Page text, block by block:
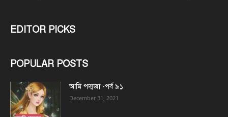
EDITOR PICKS
POPULAR POSTS
আমি পদ্মজা -পর্ব ৯১
December 31, 2021